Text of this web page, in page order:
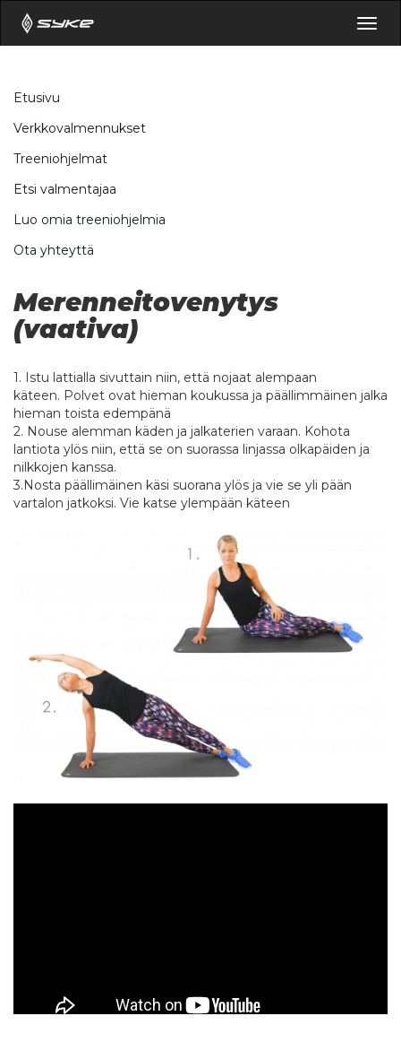
Etusivu
Verkkovalmennukset
Treeniohjelmat
Etsi valmentajaa
Luo omia treeniohjelmia
Ota yhteyttä
Merenneitovenytys
(vaativa)
1. Istu lattialla sivuttain niin, että nojaat alempaan
käteen. Polvet ovat hieman koukussa ja päällimmäinen jalka
hieman toista edempänä
2. Nouse alemman käden ja jalkaterien varaan. Kohota
lantiota ylös niin, että se on suorassa linjassa olkapäiden ja
nilkkojen kanssa.
3.Nosta päällimäinen käsi suorana ylös ja vie se yli pään
vartalon jatkoksi. Vie katse ylempään käteen